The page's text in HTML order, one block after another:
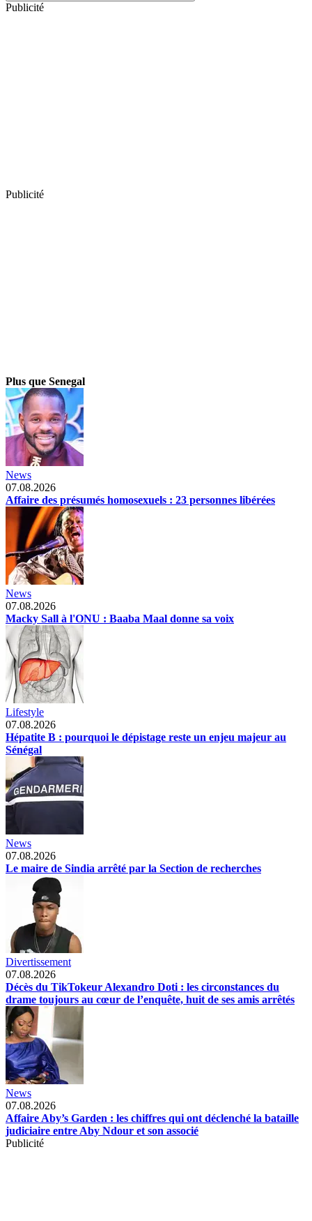
Publicité
Publicité
Plus que Senegal
News
07.08.2026
Affaire des présumés homosexuels : 23 personnes libérées
News
07.08.2026
Macky Sall à l'ONU : Baaba Maal donne sa voix
Lifestyle
07.08.2026
Hépatite B : pourquoi le dépistage reste un enjeu majeur au
Sénégal
News
07.08.2026
Le maire de Sindia arrêté par la Section de recherches
Divertissement
07.08.2026
Décès du TikTokeur Alexandro Doti : les circonstances du
drame toujours au cœur de l’enquête, huit de ses amis arrêtés
News
07.08.2026
Affaire Aby’s Garden : les chiffres qui ont déclenché la bataille
judiciaire entre Aby Ndour et son associé
Publicité